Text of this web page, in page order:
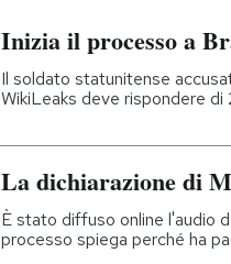
Storie/Idee
Ok Boomer!
Altrecose
Mondiali calcio 2026
Inizia il processo a
Il soldato statunitense
WikiLeaks deve rispondere di
La dichiarazione di
È stato diffuso online l'audio
processo spiega perché ha